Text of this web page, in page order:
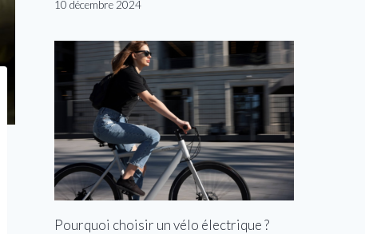
10 décembre 2024
Pourquoi choisir un vélo électrique ?